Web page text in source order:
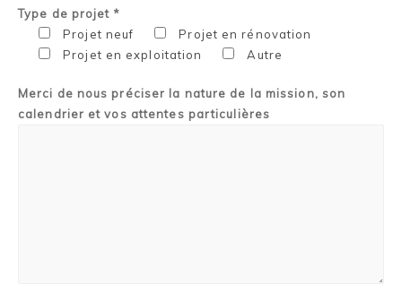
Type de projet *
Projet neuf
Projet en rénovation
Projet en exploitation
Autre
Merci de nous préciser la nature de la mission, son
calendrier et vos attentes particulières